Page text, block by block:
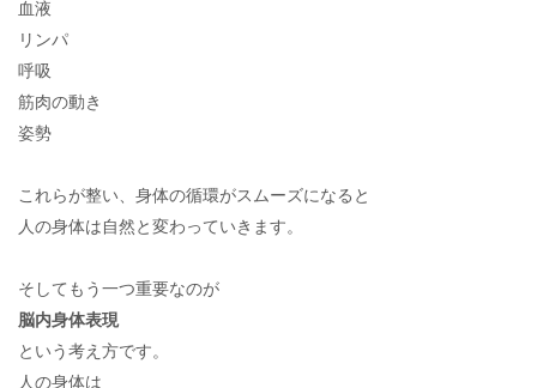
血液
リンパ
呼吸
筋肉の動き
姿勢
これらが整い、身体の循環がスムーズになると
人の身体は自然と変わっていきます。
そしてもう一つ重要なのが
脳内身体表現
という考え方です。
人の身体は